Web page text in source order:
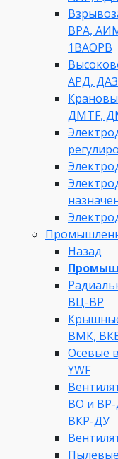
ВРА,
1ВАОРВ
АРД,
ДMTF,
Назад
ВЦ-ВР
ВМК,
Осевые
YWF
ВО и
ВКР-ДУ